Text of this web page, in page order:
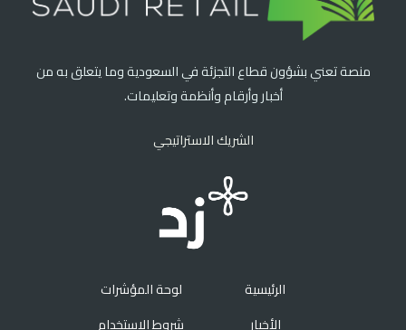
منصة تعني بشؤون قطاع التجزئة في السعودية وما يتعلق به من
أخبار وأرقام وأنظمة وتعليمات.
الشريك الاستراتيجي
الرئيسية
الأخبار
لوحة المؤشرات
شروط الإستخدام